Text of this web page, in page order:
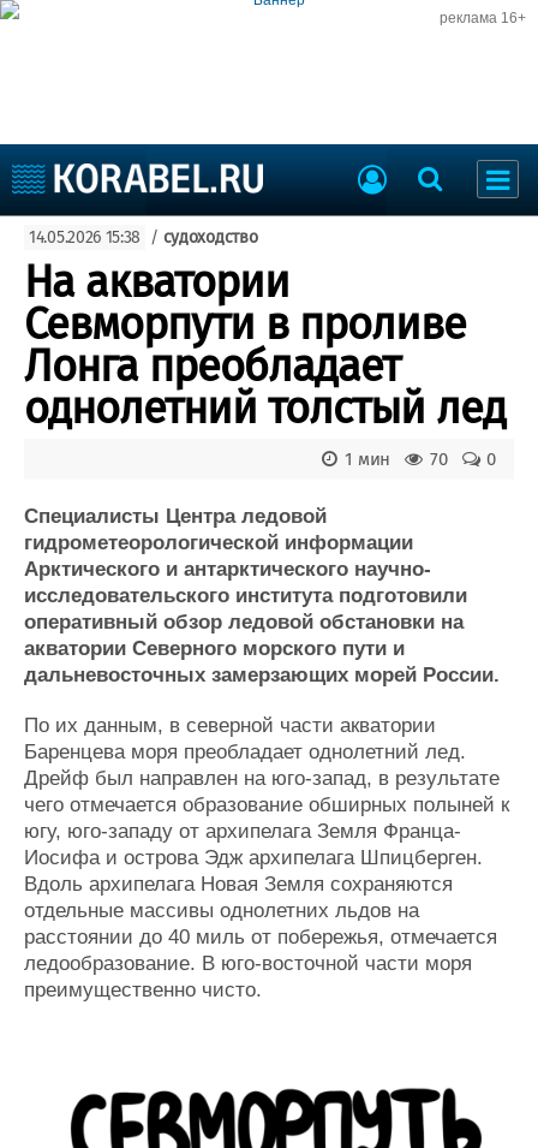
реклама 16+
Судоходство
Судоремонт
События
Пресс-релизы
Порты
Рыболовство
ВМФ
Образование
Яхты и катера
Еще
Пульс
Новости
Компании
Репутация
Работа
Крюинг
Журнал
Доска объявлений
Продажа флота
Оборудование
Изделия
Материалы
Услуги
Конференции
Выставки и семинары
Личности
Словарь
Флот
Галерея флота
Форум
Все службы
14.05.2026 15:38 / судоходство
На акватории
Севморпути в проливе
Лонга преобладает
однолетний толстый лед
0
70
1 мин
Специалисты Центра ледовой
гидрометеорологической информации
Арктического и антарктического научно-
исследовательского института подготовили
оперативный обзор ледовой обстановки на
акватории Северного морского пути и
дальневосточных замерзающих морей России.
По их данным, в северной части акватории
Баренцева моря преобладает однолетний лед.
Дрейф был направлен на юго-запад, в результате
чего отмечается образование обширных полыней к
югу, юго-западу от архипелага Земля Франца-
Иосифа и острова Эдж архипелага Шпицберген.
Вдоль архипелага Новая Земля сохраняются
отдельные массивы однолетних льдов на
расстоянии до 40 миль от побережья, отмечается
ледообразование. В юго-восточной части моря
преимущественно чисто.